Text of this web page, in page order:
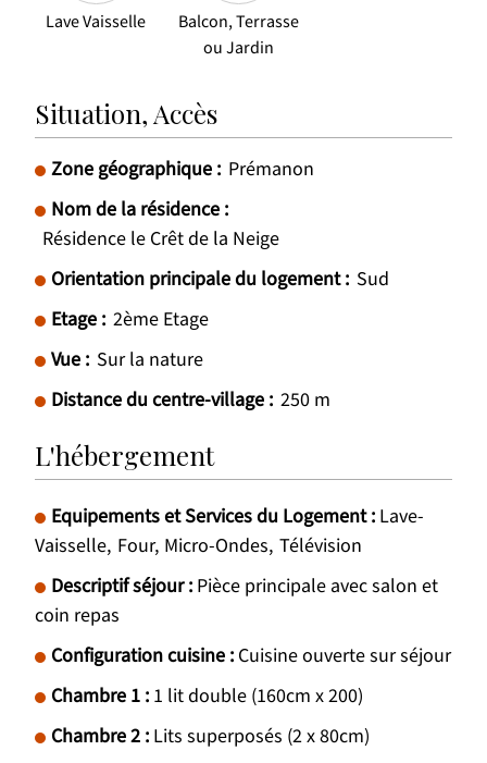
Lave Vaisselle
Balcon, Terrasse
ou Jardin
Situation, Accès
Zone géographique : Prémanon
Nom de la résidence :
Résidence le Crêt de la Neige
Orientation principale du logement : Sud
Etage : 2ème Etage
Vue : Sur la nature
Distance du centre-village : 250 m
L'hébergement
Equipements et Services du Logement: Lave-
Vaisselle Four Micro-Ondes Télévision
Descriptif séjour: Pièce principale avec salon et
coin repas
Configuration cuisine : Cuisine ouverte sur séjour
Chambre 1 : 1 lit double (160cm x 200)
Chambre 2 : Lits superposés (2 x 80cm)